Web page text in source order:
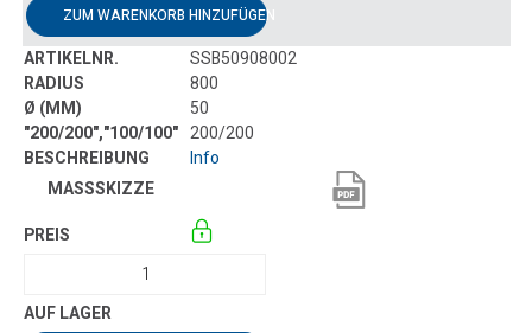
ZUM WARENKORB HINZUFÜGEN
SSB50908002
800
50
200/200
Info